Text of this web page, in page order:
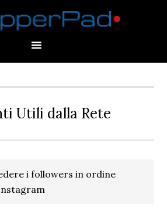
Utili dalla Rete
i followers in ordine